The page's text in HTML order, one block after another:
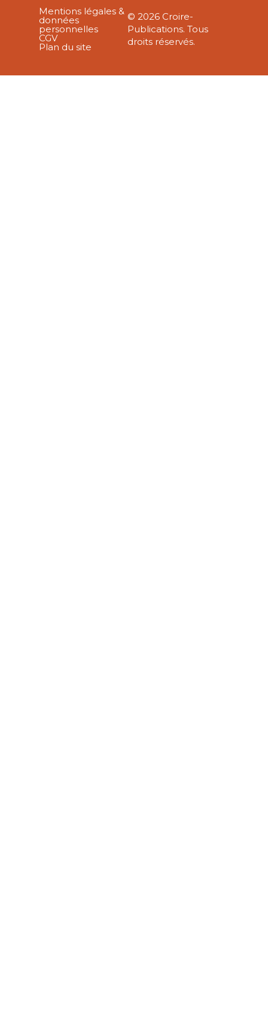
Mentions légales &
données
personnelles
CGV
Plan du site
© 2026 Croire-
Publications. Tous
droits réservés.